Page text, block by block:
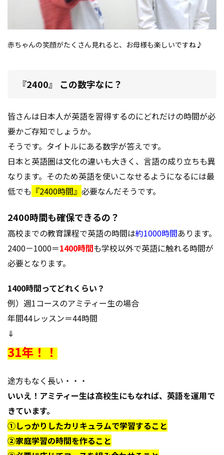
赤ちゃんの笑顔がたくさん見れると、お母様も楽しいですね♪
『2400』 この数字なに？
皆さんは日本人が英語を習得するのにどれだけの時間が必
要かご存知でしょうか。
そうです。タイトルにある数字が答えです。
日本と英語圏は文化の違いも大きく、言語の成り立ちも異
なります。そのため英語を使いこなせるようになるには最
低でも 『2400時間』 必要なんだそうです。
2400時間も確保できるの？
高校までの教育課程で英語の時間は約1000時間あります。
2400－1000＝1400時間も学校以外で英語に触れる時間が
必要となります。
1400時間ってどれくらい？
例）週1コースのアミティー生の場合
年間44レッスン＝44時間
⇓
31年！！
途方もなく長い・・・
いいえ！アミティー生は高校生にもなれば、英語を運用で
きています。
①しっかりしたカリキュラムで学習すること
②家庭学習の時間を作ること